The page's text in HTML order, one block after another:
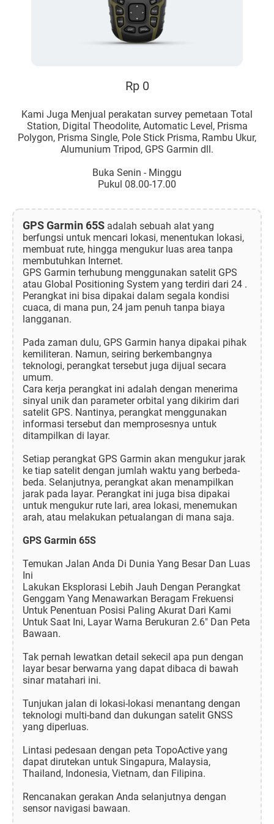
Rp 0
Kami Juga Menjual perakatan survey pemetaan Total
Station, Digital Theodolite, Automatic Level, Prisma
Polygon, Prisma Single, Pole Stick Prisma, Rambu Ukur,
Alumunium Tripod, GPS Garmin dll.
Buka Senin - Minggu
Pukul 08.00-17.00
GPS Garmin 65S adalah sebuah alat yang
berfungsi untuk mencari lokasi, menentukan lokasi,
membuat rute, hingga mengukur luas area tanpa
membutuhkan Internet.
GPS Garmin terhubung menggunakan satelit GPS
atau Global Positioning System yang terdiri dari 24 .
Perangkat ini bisa dipakai dalam segala kondisi
cuaca, di mana pun, 24 jam penuh tanpa biaya
langganan.
Pada zaman dulu, GPS Garmin hanya dipakai pihak
kemiliteran. Namun, seiring berkembangnya
teknologi, perangkat tersebut juga dijual secara
umum.
Cara kerja perangkat ini adalah dengan menerima
sinyal unik dan parameter orbital yang dikirim dari
satelit GPS. Nantinya, perangkat menggunakan
informasi tersebut dan memprosesnya untuk
ditampilkan di layar.
Setiap perangkat GPS Garmin akan mengukur jarak
ke tiap satelit dengan jumlah waktu yang berbeda-
beda. Selanjutnya, perangkat akan menampilkan
jarak pada layar. Perangkat ini juga bisa dipakai
untuk mengukur rute lari, area lokasi, menemukan
arah, atau melakukan petualangan di mana saja.
GPS Garmin 65S
Temukan Jalan Anda Di Dunia Yang Besar Dan Luas
Ini
Lakukan Eksplorasi Lebih Jauh Dengan Perangkat
Genggam Yang Menawarkan Beragam Frekuensi
Untuk Penentuan Posisi Paling Akurat Dari Kami
Untuk Saat Ini, Layar Warna Berukuran 2.6" Dan Peta
Bawaan.
Tak pernah lewatkan detail sekecil apa pun dengan
layar besar berwarna yang dapat dibaca di bawah
sinar matahari ini.
Tunjukan jalan di lokasi-lokasi menantang dengan
teknologi multi-band dan dukungan satelit GNSS
yang diperluas.
Lintasi pedesaan dengan peta TopoActive yang
dapat dirutekan untuk Singapura, Malaysia,
Thailand, Indonesia, Vietnam, dan Filipina.
Rencanakan gerakan Anda selanjutnya dengan
sensor navigasi bawaan.